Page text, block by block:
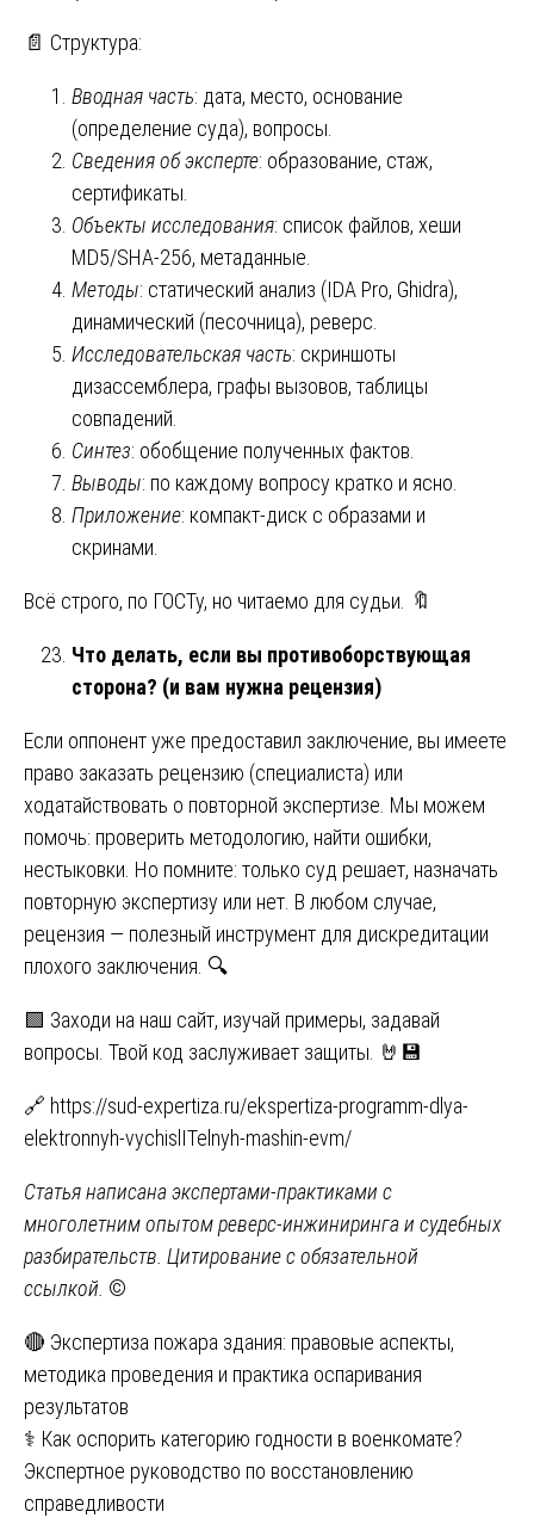
📄 Структура:
Вводная часть: дата, место, основание
(определение суда), вопросы.
Сведения об эксперте: образование, стаж,
сертификаты.
Объекты исследования: список файлов, хеши
MD5/SHA-256, метаданные.
Методы: статический анализ (IDA Pro, Ghidra),
динамический (песочница), реверс.
Исследовательская часть: скриншоты
дизассемблера, графы вызовов, таблицы
совпадений.
Синтез: обобщение полученных фактов.
Выводы: по каждому вопросу кратко и ясно.
Приложение: компакт-диск с образами и
скринами.
Всё строго, по ГОСТу, но читаемо для судьи. 🔖
Что делать, если вы противоборствующая
сторона? (и вам нужна рецензия)
Если оппонент уже предоставил заключение, вы имеете
право заказать рецензию (специалиста) или
ходатайствовать о повторной экспертизе. Мы можем
помочь: проверить методологию, найти ошибки,
нестыковки. Но помните: только суд решает, назначать
повторную экспертизу или нет. В любом случае,
рецензия — полезный инструмент для дискредитации
плохого заключения. 🔍
🟩 Заходи на наш сайт, изучай примеры, задавай
вопросы. Твой код заслуживает защиты. 🤘💾
🔗 https://sud-expertiza.ru/ekspertiza-programm-dlya-
elektronnyh-vychislITelnyh-mashin-evm/
Статья написана экспертами-практиками с
многолетним опытом реверс-инжиниринга и судебных
разбирательств. Цитирование с обязательной
ссылкой. ©
Навигация
по
записям
🔴 Экспертиза пожара здания: правовые аспекты,
методика проведения и практика оспаривания
результатов
⚕️ Как оспорить категорию годности в военкомате?
Экспертное руководство по восстановлению
справедливости